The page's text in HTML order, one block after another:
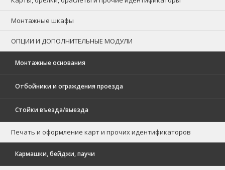
Монтажные шкафы
ОПЦИИ И ДОПОЛНИТЕЛЬНЫЕ МОДУЛИ
Монтажные основания
Отбойники и ограждения проезда
Стойки въезда/выезда
Печать и оформление карт и прочих идентификаторов
Кармашки, бейджи, паучи